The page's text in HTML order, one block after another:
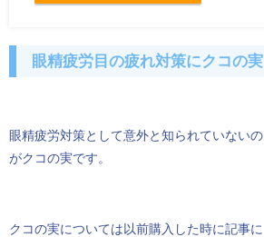
眼精疲労目の疲れ対策にクコの実
眼精疲労対策として意外と知られていないの
がクコの実です。
クコの実については以前購入した時に記事に